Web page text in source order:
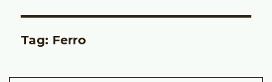
Tag: Ferro